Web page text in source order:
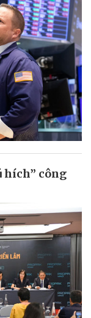
hích” công